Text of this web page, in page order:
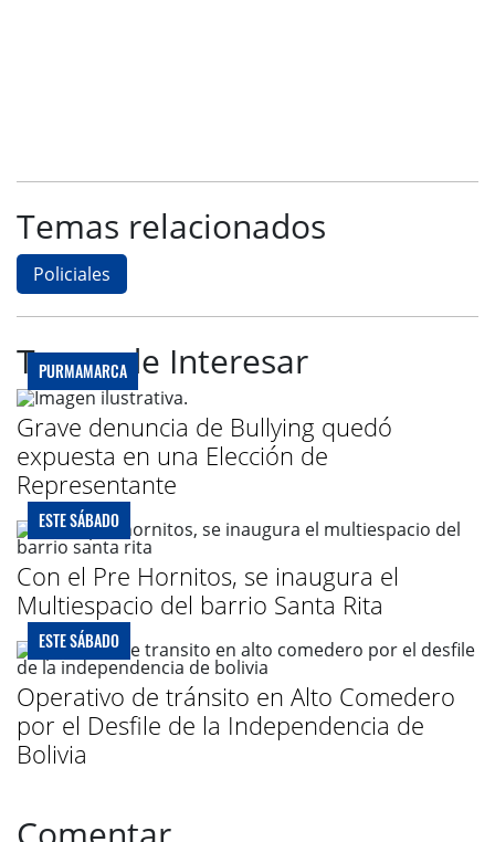
Temas relacionados
Policiales
Te puede Interesar
PURMAMARCA
Grave denuncia de Bullying quedó
expuesta en una Elección de
Representante
ESTE SÁBADO
Con el Pre Hornitos, se inaugura el
Multiespacio del barrio Santa Rita
ESTE SÁBADO
Operativo de tránsito en Alto Comedero
por el Desfile de la Independencia de
Bolivia